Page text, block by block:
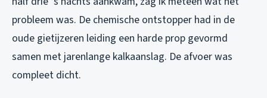
probleem was. De chemische ontstopper had in de
oude gietijzeren leiding een harde prop gevormd
samen met jarenlange kalkaanslag. De afvoer was
compleet dicht.